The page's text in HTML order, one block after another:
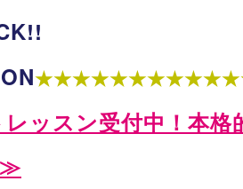
ッスン受付中！本格